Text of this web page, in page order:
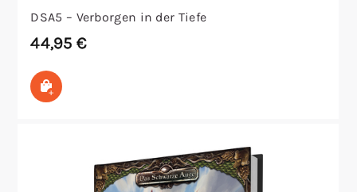
DSA5 – Verborgen in der Tiefe
44,95€
In den Warenkorb